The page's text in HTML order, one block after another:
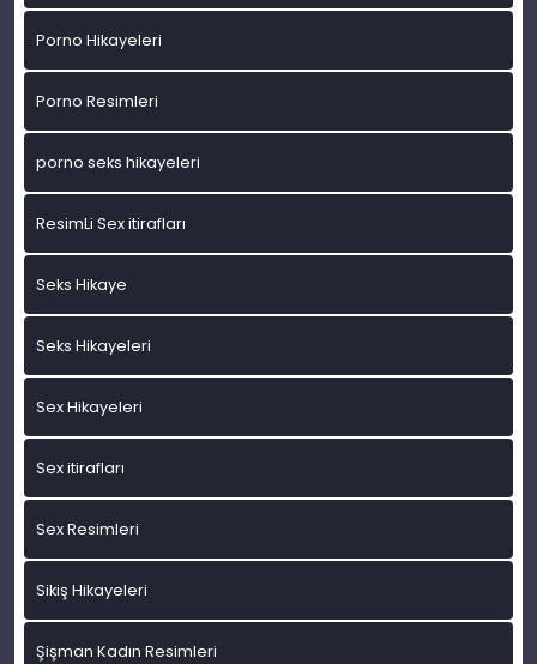
Porno Hikayeleri
Porno Resimleri
porno seks hikayeleri
ResimLi Sex itirafları
Seks Hikaye
Seks Hikayeleri
Sex Hikayeleri
Sex itirafları
Sex Resimleri
Sikiş Hikayeleri
Şişman Kadın Resimleri